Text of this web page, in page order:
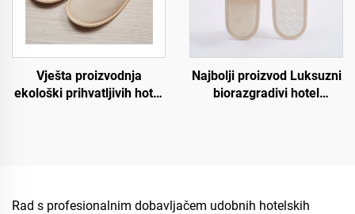
Vješta proizvodnja
ekološki prihvatljivih hotel
Najbolji proizvod Luksuzni
biorazgradivi hotel
Rad s profesionalnim dobavljačem udobnih hotelskih